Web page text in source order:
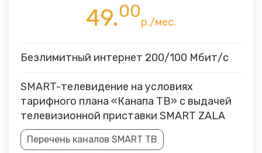
49.00
р./мес.
Безлимитный интернет 200/100 Мбит/с
SMART-телевидение на условиях
тарифного плана «Канапа ТВ» с выдачей
телевизионной приставки SMART ZALA
Перечень каналов SMART ТВ